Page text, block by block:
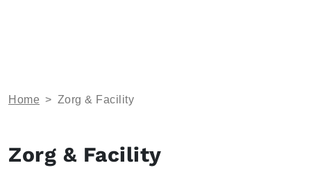
Home > Zorg & Facility
Zorg & Facility